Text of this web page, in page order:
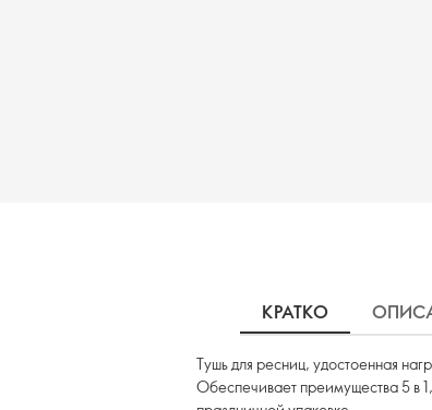
КРАТКО
Тушь для ресниц, удостоенная
Обеспечивает преимущества 5 в